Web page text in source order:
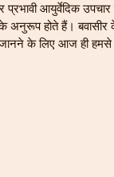
आयुर्वेदिक
अनुरूप होते हैं।
के लिए आज ही